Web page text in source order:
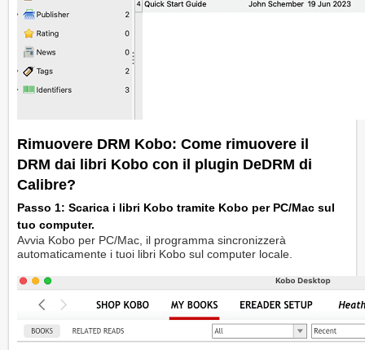
Rimuovere DRM Kobo: Come rimuovere il
DRM dai libri Kobo con il plugin DeDRM di
Calibre?
Passo 1: Scarica i libri Kobo tramite Kobo per PC/Mac sul
tuo computer.
Avvia Kobo per PC/Mac, il programma sincronizzerà
automaticamente i tuoi libri Kobo sul computer locale.